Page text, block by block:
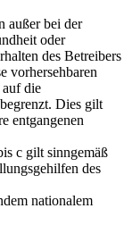
außer bei der
oder
des Betreibers
vorhersehbaren
die
Dies gilt
entgangenen
c gilt sinngemäß
des
nationalem